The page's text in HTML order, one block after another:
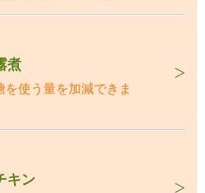
煮
使う量を加減できま
キン